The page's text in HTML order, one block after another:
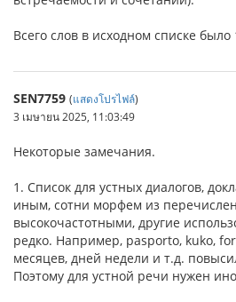
Всего слов в исходном списке было
SEN7759 (แสดงโปรไฟล์)
3 เมษายน 2025, 11:03:49
Некоторые замечания.
1. Список для устных диалогов,
иным, сотни морфем из
высокочастотными, другие
редко. Например, pasporto, kuko,
месяцев, дней недели и т.д.
Поэтому для устной речи нужен